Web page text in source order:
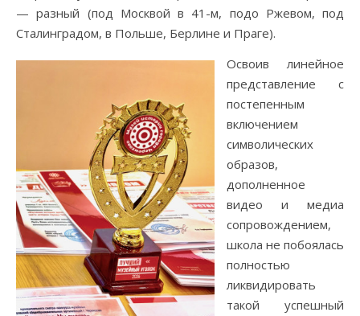
— разный (под Москвой в 41-м, подо Ржевом, под
Сталинградом, в Польше, Берлине и Праге).
Освоив линейное
представление с
постепенным
включением
символических
образов,
дополненное
видео и медиа
сопровождением,
школа не побоялась
полностью
ликвидировать
такой успешный